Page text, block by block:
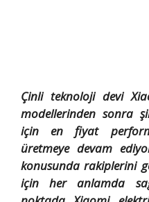
Çinli teknoloji devi
modellerinden sonra
için en fiyat
üretmeye devam
konusunda rakiplerini
için her anlamda